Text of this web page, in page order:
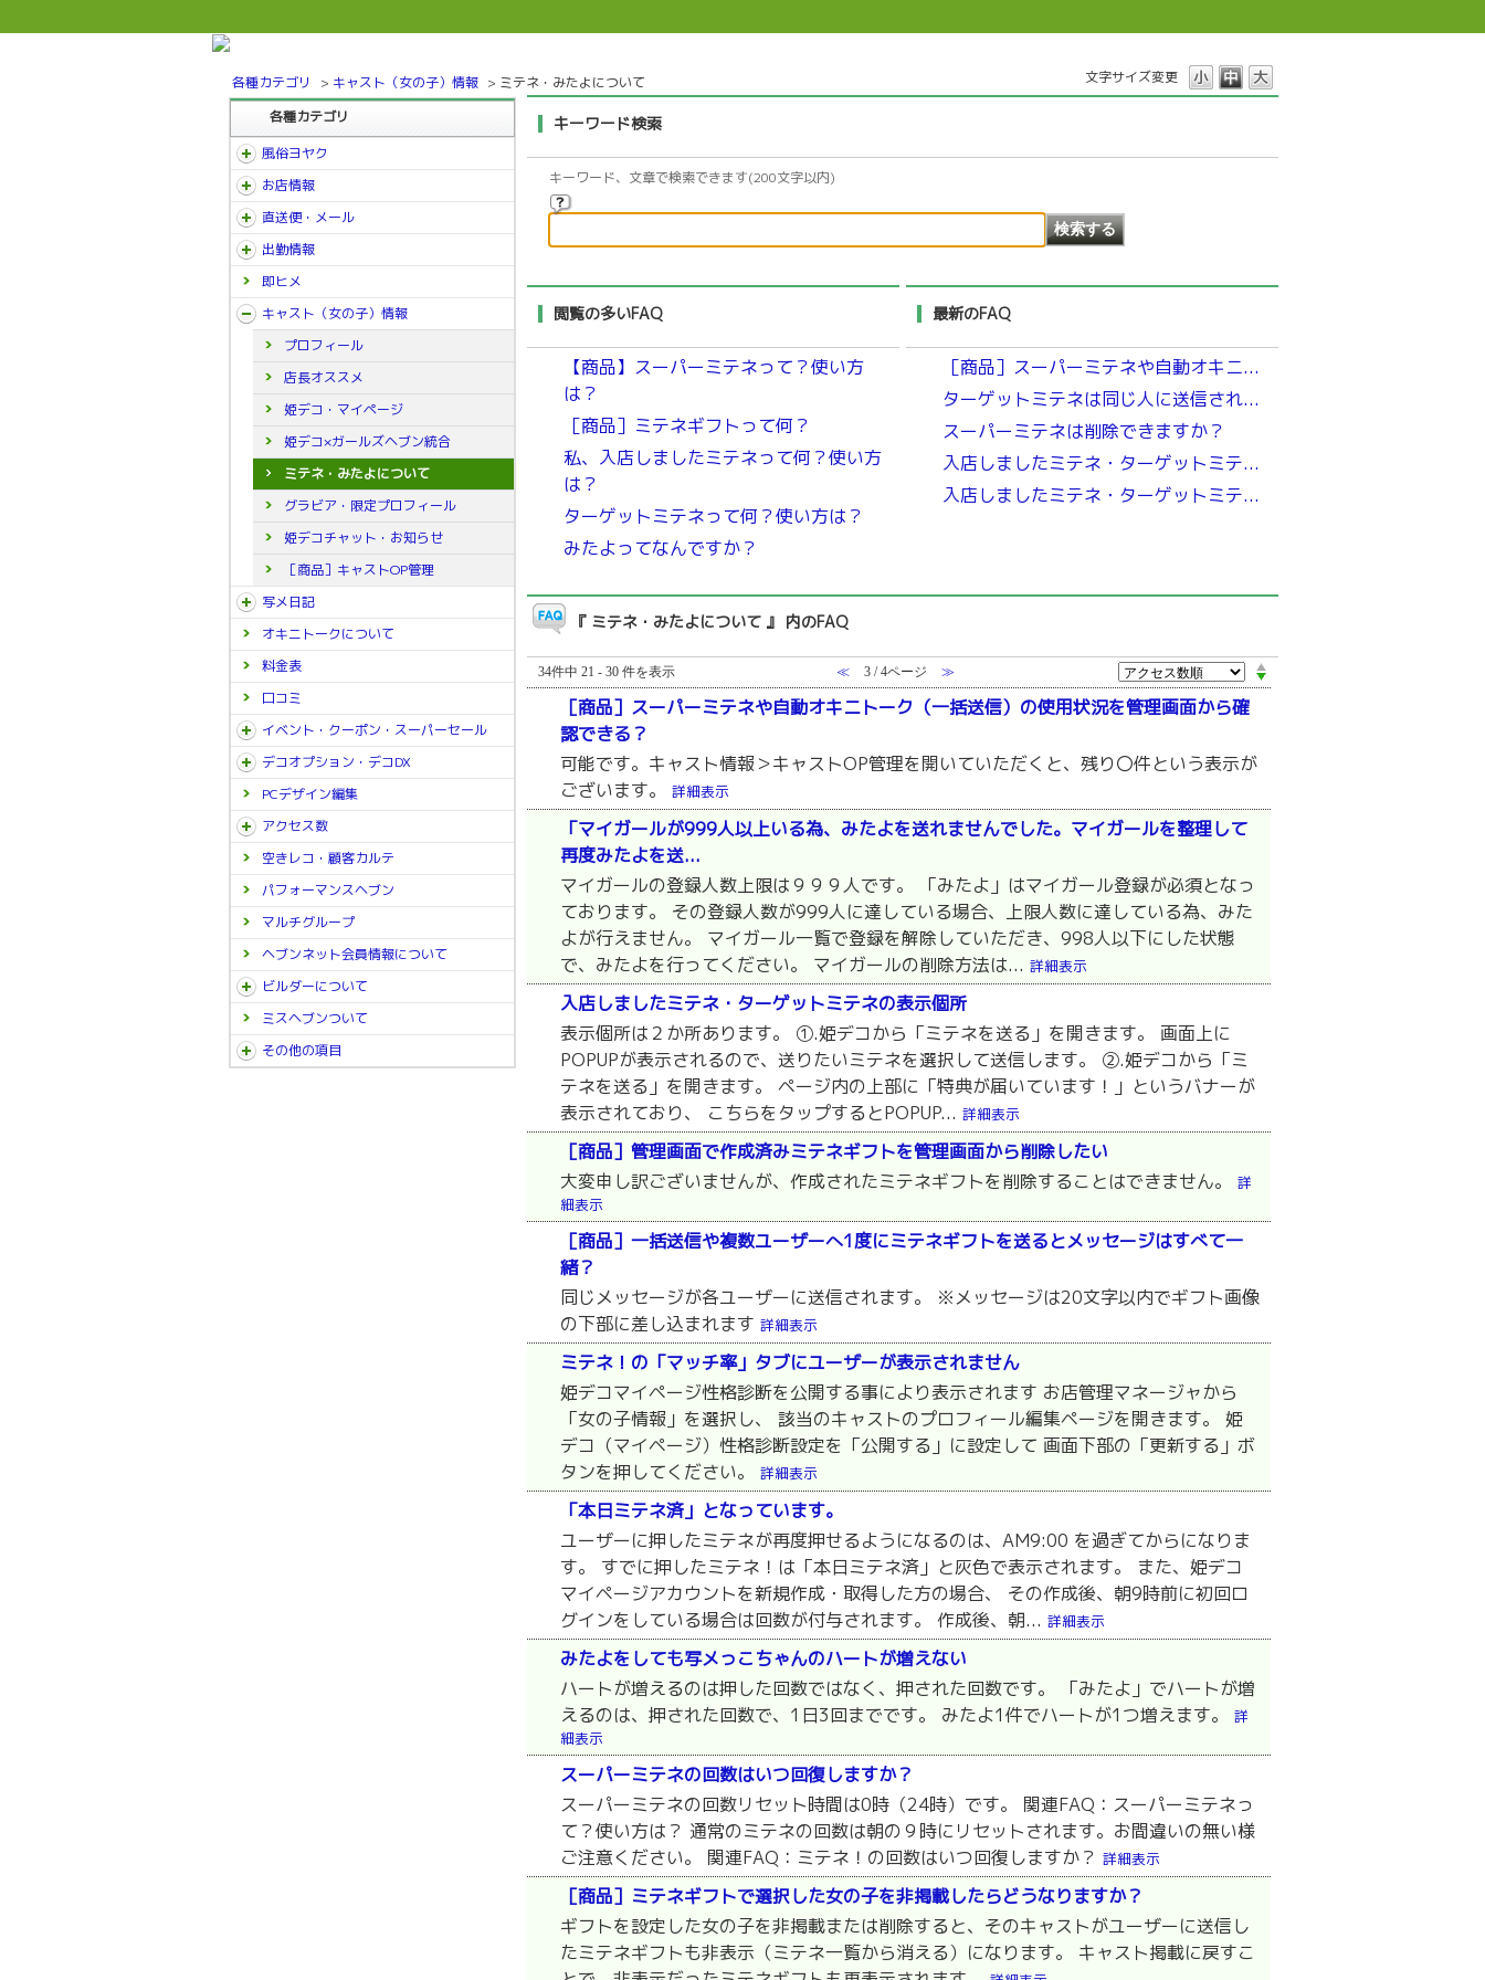
文字サイズ変更
各種カテゴリ > キャスト（女の子）情報 > ミテネ・みたよについて
各種カテゴリ
風俗ヨヤク
お店情報
直送便・メール
出勤情報
即ヒメ
キャスト（女の子）情報
プロフィール
店長オススメ
姫デコ・マイページ
姫デコ×ガールズヘブン統合
ミテネ・みたよについて
グラビア・限定プロフィール
姫デコチャット・お知らせ
［商品］キャストOP管理
写メ日記
オキニトークについて
料金表
口コミ
イベント・クーポン・スーパーセール
デコオプション・デコDX
PCデザイン編集
アクセス数
空きレコ・顧客カルテ
パフォーマンスヘブン
マルチグループ
ヘブンネット会員情報について
ビルダーについて
ミスヘブンついて
その他の項目
キーワード検索
キーワード、文章で検索できます(200文字以内)
閲覧の多いFAQ
【商品】スーパーミテネって？使い方
は？
［商品］ミテネギフトって何？
私、入店しましたミテネって何？使い方
は？
ターゲットミテネって何？使い方は？
みたよってなんですか？
最新のFAQ
［商品］スーパーミテネや自動オキニ...
ターゲットミテネは同じ人に送信され...
スーパーミテネは削除できますか？
入店しましたミテネ・ターゲットミテ...
入店しましたミテネ・ターゲットミテ...
『 ミテネ・みたよについて 』 内のFAQ
34件中 21 - 30 件を表示 ≪ 3 / 4ページ ≫
［商品］スーパーミテネや自動オキニトーク（一括送信）の使用状況を管理画面から確
認できる？
可能です。キャスト情報＞キャストOP管理を開いていただくと、残り〇件という表示が
ございます。
詳細表示
「マイガールが999人以上いる為、みたよを送れませんでした。マイガールを整理して
再度みたよを送...
マイガールの登録人数上限は９９９人です。 「みたよ」はマイガール登録が必須となっ
ております。 その登録人数が999人に達している場合、上限人数に達している為、みた
よが行えません。 マイガール一覧で登録を解除していただき、998人以下にした状態
で、みたよを行ってください。 マイガールの削除方法は... 詳細表示
入店しましたミテネ・ターゲットミテネの表示個所
表示個所は２か所あります。 ①.姫デコから「ミテネを送る」を開きます。 画面上に
POPUPが表示されるので、送りたいミテネを選択して送信します。 ②.姫デコから「ミ
テネを送る」を開きます。 ページ内の上部に「特典が届いています！」というバナーが
表示されており、 こちらをタップするとPOPUP... 詳細表示
［商品］管理画面で作成済みミテネギフトを管理画面から削除したい
大変申し訳ございませんが、作成されたミテネギフトを削除することはできません。
詳
細表示
［商品］一括送信や複数ユーザーへ1度にミテネギフトを送るとメッセージはすべて一
緒？
同じメッセージが各ユーザーに送信されます。 ※メッセージは20文字以内でギフト画像
の下部に差し込まれます 詳細表示
ミテネ！の「マッチ率」タブにユーザーが表示されません
姫デコマイページ性格診断を公開する事により表示されます お店管理マネージャから
「女の子情報」を選択し、 該当のキャストのプロフィール編集ページを開きます。 姫
デコ（マイページ）性格診断設定を「公開する」に設定して 画面下部の「更新する」ボ
タンを押してください。
詳細表示
「本日ミテネ済」となっています。
ユーザーに押したミテネが再度押せるようになるのは、AM9:00 を過ぎてからになりま
す。 すでに押したミテネ！は「本日ミテネ済」と灰色で表示されます。 また、姫デコ
マイページアカウントを新規作成・取得した方の場合、 その作成後、朝9時前に初回ロ
グインをしている場合は回数が付与されます。 作成後、朝... 詳細表示
みたよをしても写メっこちゃんのハートが増えない
ハートが増えるのは押した回数ではなく、押された回数です。 「みたよ」でハートが増
えるのは、押された回数で、1日3回までです。 みたよ1件でハートが1つ増えます。
詳
細表示
スーパーミテネの回数はいつ回復しますか？
スーパーミテネの回数リセット時間は0時（24時）です。 関連FAQ：スーパーミテネっ
て？使い方は？ 通常のミテネの回数は朝の９時にリセットされます。お間違いの無い様
ご注意ください。 関連FAQ：ミテネ！の回数はいつ回復しますか？ 詳細表示
［商品］ミテネギフトで選択した女の子を非掲載したらどうなりますか？
ギフトを設定した女の子を非掲載または削除すると、そのキャストがユーザーに送信し
たミテネギフトも非表示（ミテネ一覧から消える）になります。 キャスト掲載に戻すこ